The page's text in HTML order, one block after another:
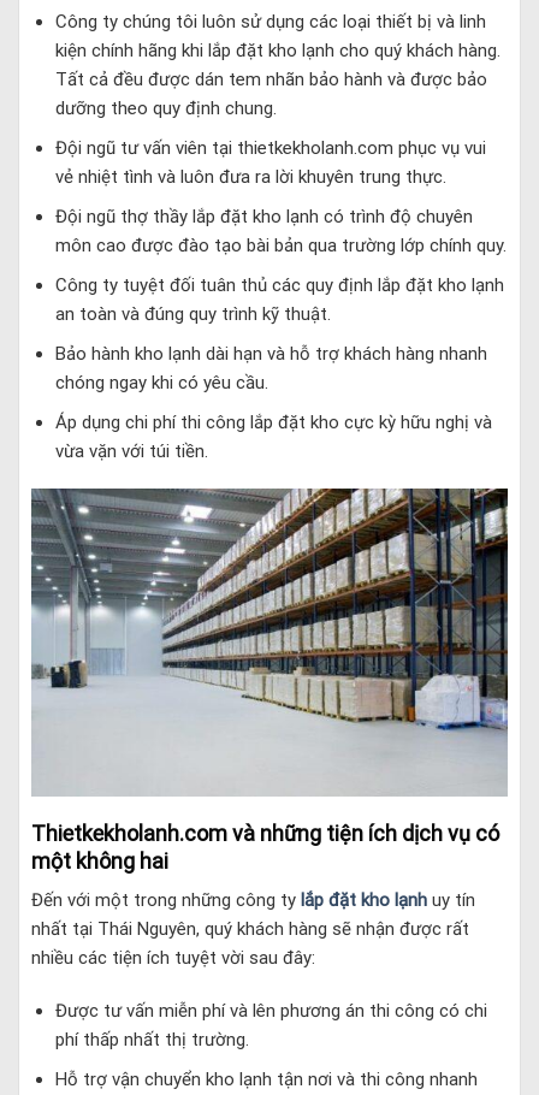
Công ty chúng tôi luôn sử dụng các loại thiết bị và linh
kiện chính hãng khi lắp đặt kho lạnh cho quý khách hàng.
Tất cả đều được dán tem nhãn bảo hành và được bảo
dưỡng theo quy định chung.
Đội ngũ tư vấn viên tại thietkekholanh.com phục vụ vui
vẻ nhiệt tình và luôn đưa ra lời khuyên trung thực.
Đội ngũ thợ thầy lắp đặt kho lạnh có trình độ chuyên
môn cao được đào tạo bài bản qua trường lớp chính quy.
Công ty tuyệt đối tuân thủ các quy định lắp đặt kho lạnh
an toàn và đúng quy trình kỹ thuật.
Bảo hành kho lạnh dài hạn và hỗ trợ khách hàng nhanh
chóng ngay khi có yêu cầu.
Áp dụng chi phí thi công lắp đặt kho cực kỳ hữu nghị và
vừa vặn với túi tiền.
Thietkekholanh.com và những tiện ích dịch vụ có
một không hai
Đến với một trong những công ty lắp đặt kho lạnh uy tín
nhất tại Thái Nguyên, quý khách hàng sẽ nhận được rất
nhiều các tiện ích tuyệt vời sau đây:
Được tư vấn miễn phí và lên phương án thi công có chi
phí thấp nhất thị trường.
Hỗ trợ vận chuyển kho lạnh tận nơi và thi công nhanh